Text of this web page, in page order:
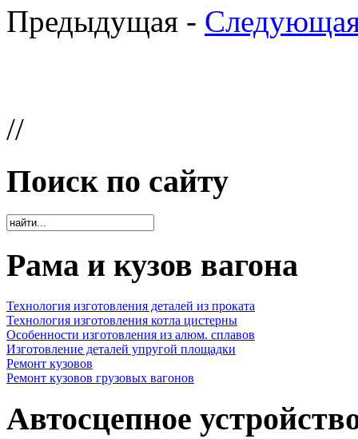
Предыдущая -
//
Поиск по сайту
Рама и кузов вагона
Технология изготовления деталей из проката
Технология изготовления котла цистерны
Особенности изготовления из алюм. сплавов
Изготовление деталей упругой площадки
Ремонт кузовов
Ремонт кузовов грузовых вагонов
Автосцепное